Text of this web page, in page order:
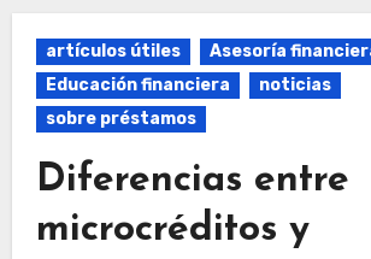
artículos útiles
Asesoría
Educación financiera
noticias
sobre préstamos
Diferencias entre
microcréditos y